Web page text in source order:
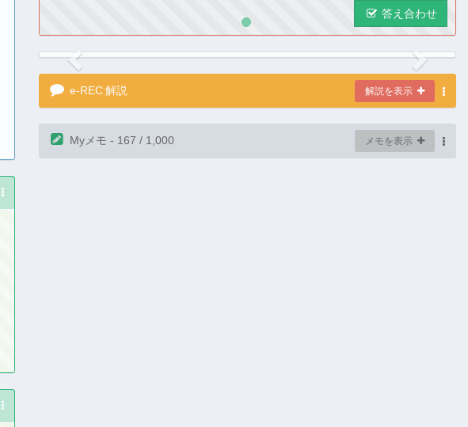
答え合わせ
Previous Next